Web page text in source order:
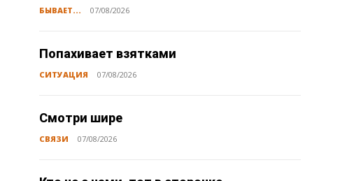
БЫВАЕТ... 07/08/2026
Попахивает взятками
СИТУАЦИЯ 07/08/2026
Смотри шире
СВЯЗИ 07/08/2026